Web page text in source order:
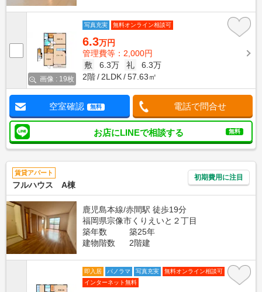
画像 : 19枚
写真充実 無料オンライン相談可
6.3万円
管理費等：2,000円
敷
6.3万 礼
6.3万
2階
2LDK 57.63㎡
空室確認 無料 電話で問合せ
お店にLINEで相談する 無料
賃貸アパート
フルハウス A棟
初期費用に注目
鹿児島本線/赤間駅 徒歩19分
福岡県宗像市くりえいと２丁目
築年数
築25年
建物階数
2階建
即入居 パノラマ 写真充実
無料オンライン相談可
インターネット無料